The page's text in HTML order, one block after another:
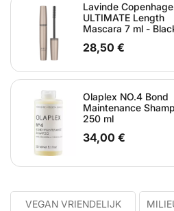
Lavinde
ULTIMATE Length
Mascara 7 ml -
28,50 €
Olaplex NO.4 Bond
Maintenance
250 ml
34,00 €
VEGAN VRIENDELIJK